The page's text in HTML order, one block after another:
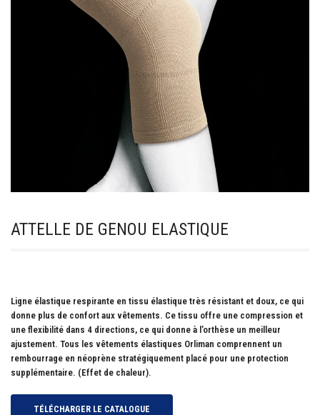
ATTELLE DE GENOU ELASTIQUE
Ligne élastique respirante en tissu élastique très résistant et doux, ce qui
donne plus de confort aux vêtements. Ce tissu offre une compression et
une flexibilité dans 4 directions, ce qui donne à l’orthèse un meilleur
ajustement. Tous les vêtements élastiques Orliman comprennent un
rembourrage en néoprène stratégiquement placé pour une protection
supplémentaire. (Effet de chaleur).
TÉLÉCHARGER LE CATALOGUE